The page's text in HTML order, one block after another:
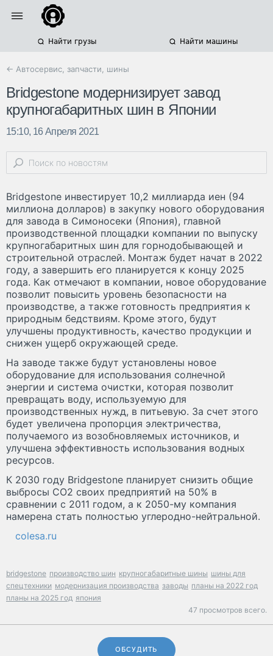
Найти грузы Найти машины
← Автосервис, запчасти, шины
Bridgestone модернизирует завод
крупногабаритных шин в Японии
15:10, 16 Апреля 2021
Bridgestone инвестирует 10,2 миллиарда иен (94
миллиона долларов) в закупку нового оборудования
для завода в Симоносеки (Япония), главной
производственной площадки компании по выпуску
крупногабаритных шин для горнодобывающей и
строительной отраслей. Монтаж будет начат в 2022
году, а завершить его планируется к концу 2025
года. Как отмечают в компании, новое оборудование
позволит повысить уровень безопасности на
производстве, а также готовность предприятия к
природным бедствиям. Кроме этого, будут
улучшены продуктивность, качество продукции и
снижен ущерб окружающей среде.
На заводе также будут установлены новое
оборудование для использования солнечной
энергии и система очистки, которая позволит
превращать воду, используемую для
производственных нужд, в питьевую. За счет этого
будет увеличена пропорция электричества,
получаемого из возобновляемых источников, и
улучшена эффективность использования водных
ресурсов.
К 2030 году Bridgestone планирует снизить общие
выбросы CO2 своих предприятий на 50% в
сравнении с 2011 годом, а к 2050-му компания
намерена стать полностью углеродно-нейтральной.
colesa.ru
bridgestone производство шин крупногабаритные шины шины для
спецтехники модернизация производства заводы планы на 2022 год
планы на 2025 год япония
47 просмотров всего.
ОБСУДИТЬ